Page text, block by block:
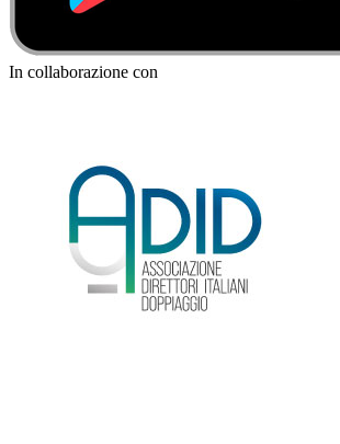
In collaborazione con